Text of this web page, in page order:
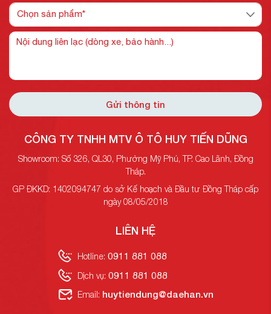
CÔNG TY TNHH MTV Ô TÔ HUY TIẾN DŨNG
Showroom: Số 326, QL30, Phường Mỹ Phú, TP. Cao Lãnh, Đồng
Tháp.
GP ĐKKD: 1402094747 do sở Kế hoạch và Đầu tư Đồng Tháp cấp
ngày 08/05/2018
LIÊN HỆ
Hotline: 0911 881 088
Dịch vụ: 0911 881 088
Email: huytiendung@daehan.vn
Gửi thông tin